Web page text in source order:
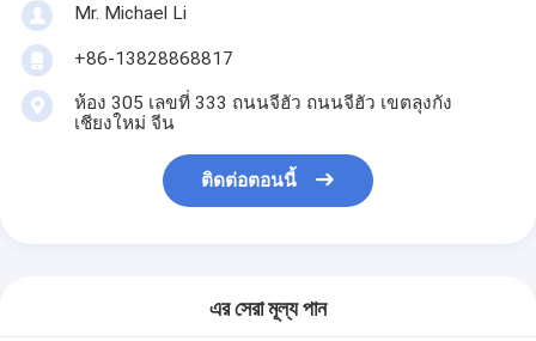
Mr. Michael Li
+86-13828868817
ห้อง 305 เลขที่ 333 ถนนจีฮัว ถนนจีฮัว เขตลุงกัง
เชียงใหม่ จีน
ติดต่อตอนนี้
এর সেরা মূল্য পান